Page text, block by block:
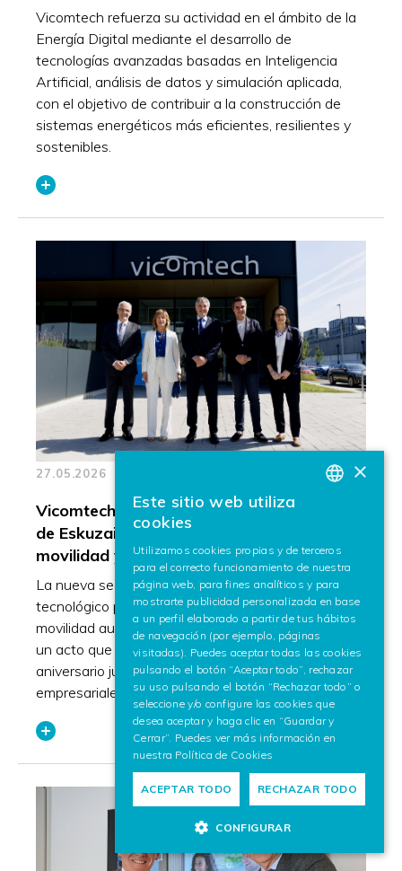
Vicomtech refuerza su actividad en el ámbito de la
Energía Digital mediante el desarrollo de
tecnologías avanzadas basadas en Inteligencia
Artificial, análisis de datos y simulación aplicada,
con el objetivo de contribuir a la construcción de
sistemas energéticos más eficientes, resilientes y
sostenibles.
27.05.2026
Vicomtech ha inaugurado en el Polo MUBIL
de Eskuzaitzeta su nueva sede de
movilidad y seguridad inteligente
La nueva sede ha reforzado la apuesta del centro
tecnológico por la investigación aplicada en
movilidad autónoma y la seguridad inteligente, en
un acto que ha celebrado también su 25
aniversario junto a agentes institucionales,
empresariales y del ecosistema tecnológico.
ENGLISH
×
Este sitio web utiliza
cookies
Utilizamos cookies propias y de terceros
para el correcto funcionamiento de nuestra
página web, para fines analíticos y para
mostrarte publicidad personalizada en base
a un perfil elaborado a partir de tus hábitos
de navegación (por ejemplo, páginas
visitadas). Puedes aceptar todas las cookies
pulsando el botón “Aceptar todo”, rechazar
su uso pulsando el botón “Rechazar todo” o
seleccione y/o configure las cookies que
desea aceptar y haga clic en “Guardar y
Cerrar”. Puedes ver más información en
nuestra Política de Cookies
ACEPTAR TODO RECHAZAR TODO
CONFIGURAR